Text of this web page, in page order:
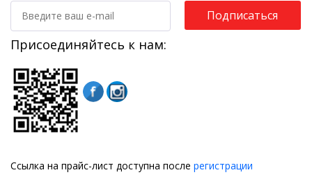
Подписаться
Присоединяйтесь к нам:
Ссылка на прайс-лист доступна после регистрации